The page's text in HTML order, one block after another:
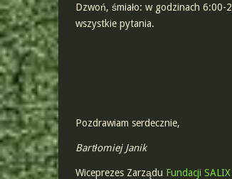
Dzwoń, śmiało: w godzinach
wszystkie pytania.
Pozdrawiam serdecznie,
Bartłomiej Janik
Wiceprezes Zarządu Fundacji SALIX